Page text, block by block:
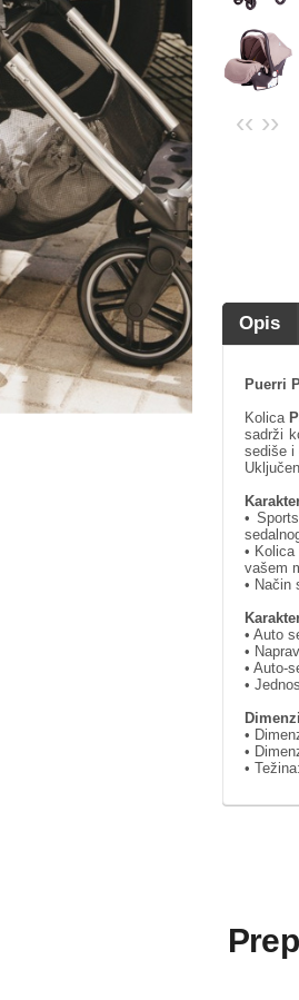
‹‹ ››
Opis
Puerri
Kolica
sadrži
sediše i
•
•
vašem
• Način
• Auto
•
• Auto-
•
•
•
•